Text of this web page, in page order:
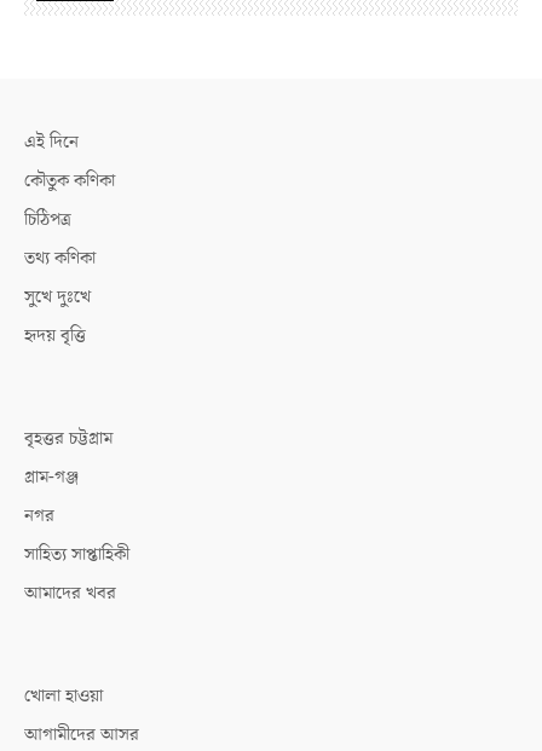
এই দিনে
কৌতুক কণিকা
চিঠিপত্র
তথ্য কণিকা
সুখে দুঃখে
হৃদয় বৃত্তি
বৃহত্তর চট্টগ্রাম
গ্রাম-গঞ্জ
নগর
সাহিত্য সাপ্তাহিকী
আমাদের খবর
খোলা হাওয়া
আগামীদের আসর